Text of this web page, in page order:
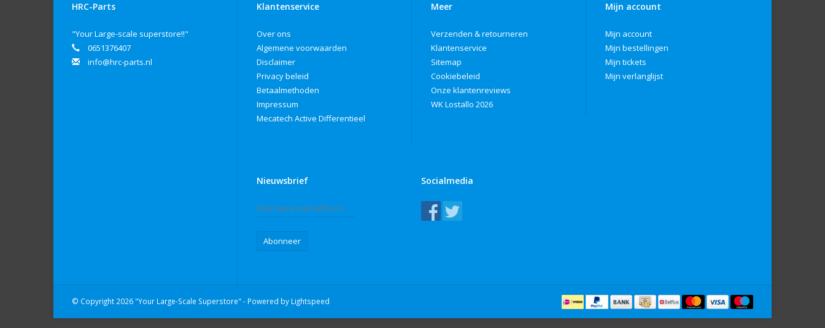
HRC-Parts
"Your Large-scale superstore!!"
0651376407
info@hrc-parts.nl
Klantenservice
Over ons
Algemene voorwaarden
Disclaimer
Privacy beleid
Betaalmethoden
Impressum
Mecatech Active Differentieel
Meer
Verzenden & retourneren
Klantenservice
Sitemap
Cookiebeleid
Onze klantenreviews
WK Lostallo 2026
Mijn account
Mijn account
Mijn bestellingen
Mijn tickets
Mijn verlanglijst
Nieuwsbrief
Abonneer
Socialmedia
© Copyright 2026 "Your Large-Scale Superstore" - Powered by Lightspeed